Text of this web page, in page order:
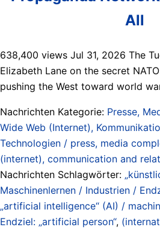
All
638,400 views Jul 31, 2026 The
Elizabeth Lane on the secret
pushing the West toward world
Nachrichten Kategorie: Presse,
Wide Web (Internet),
Technologien / press, media
(internet), communication and
Nachrichten Schlagwörter:
Maschinenlernen / Industrien /
„artificial intelligence“ (AI) /
Endziel: „artificial person“,